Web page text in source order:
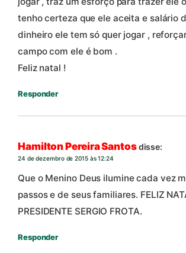
tenho certeza que ele aceita e salário
dinheiro ele tem só quer jogar ,
campo com ele é bom .
Feliz natal !
Responder
Hamilton Pereira Santosdisse:
24 de dezembro de 2015 às 12:24
Que o Menino Deus ilumine cada vez
passos e de seus familiares. FELIZ
PRESIDENTE SERGIO FROTA.
Responder